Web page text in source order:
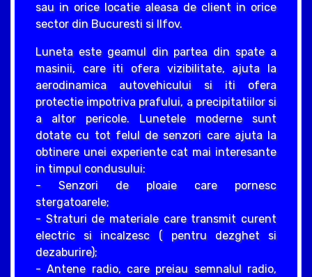
sau in orice locatie aleasa de client in orice
sector din Bucuresti si Ilfov.
Luneta este geamul din partea din spate a
masinii, care iti ofera vizibilitate, ajuta la
aerodinamica autovehicului si iti ofera
protectie impotriva prafului, a precipitatiilor si
a altor pericole. Lunetele moderne sunt
dotate cu tot felul de senzori care ajuta la
obtinere unei experiente cat mai interesante
in timpul condusului:
- Senzori de ploaie care pornesc
stergatoarele;
- Straturi de materiale care transmit curent
electric si incalzesc ( pentru dezghet si
dezaburire);
- Antene radio, care preiau semnalul radio,